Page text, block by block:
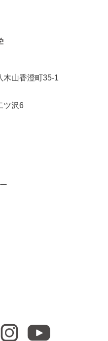
木山香澄町35-1
ツ沢6